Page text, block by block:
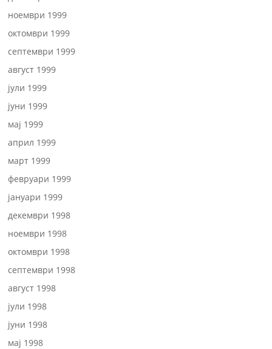
ноември 1999
октомври 1999
септември 1999
август 1999
јули 1999
јуни 1999
мај 1999
април 1999
март 1999
февруари 1999
јануари 1999
декември 1998
ноември 1998
октомври 1998
септември 1998
август 1998
јули 1998
јуни 1998
мај 1998